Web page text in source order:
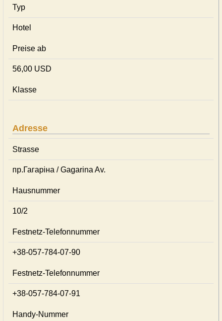
Typ
Hotel
Preise ab
56,00 USD
Klasse
Adresse
Strasse
пр.Гагаріна / Gagarina Av.
Hausnummer
10/2
Festnetz-Telefonnummer
+38-057-784-07-90
Festnetz-Telefonnummer
+38-057-784-07-91
Handy-Nummer